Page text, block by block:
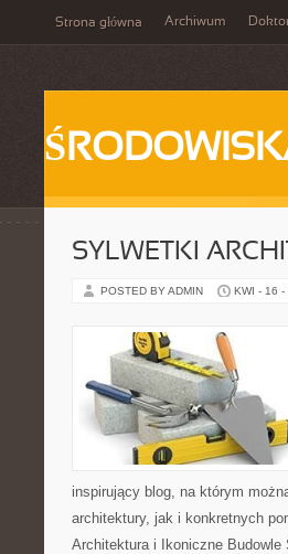
Strona główna Archiwum
SYLWETKI
POSTED BY ADMIN KWI - 16 -
inspirujący blog, na którym
architektury, jak i konkretnych
Architektura i Ikoniczne